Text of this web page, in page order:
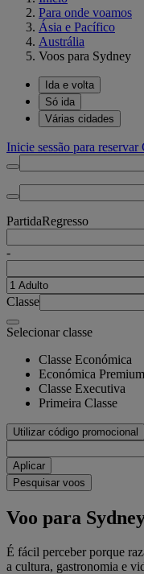
Para onde voamos
Ásia e Pacífico
Austrália
Voos para Sydney
Ida e volta
Só ida
Várias cidades
Inicie sessão para
PartidaRegresso
-
Classe
Selecionar classe
Classe Económica
Económica Premium
Classe Executiva
Primeira Classe
Utilizar código promocional
Aplicar
Pesquisar voos
Voo para
É fácil perceber porque
a cultura, gastronomia e